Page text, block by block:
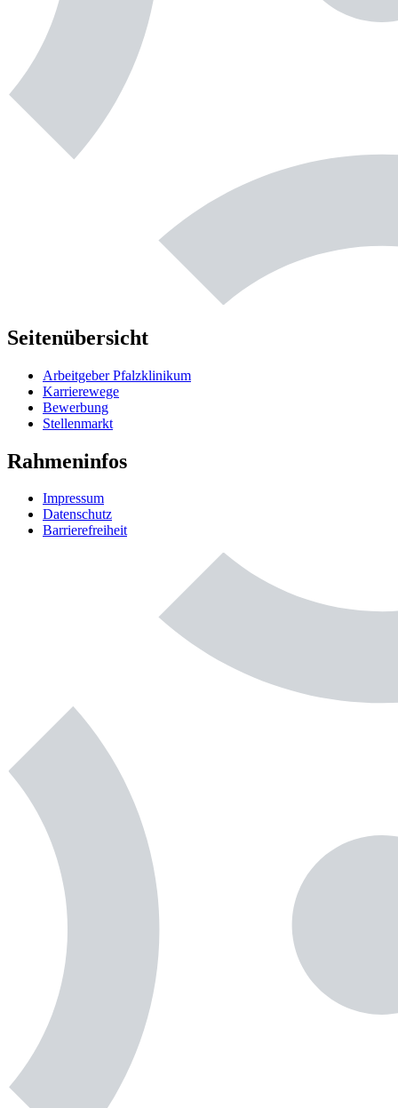
Seitenübersicht
Arbeitgeber Pfalzklinikum
Karrierewege
Bewerbung
Stellenmarkt
Rahmeninfos
Impressum
Datenschutz
Barrierefreiheit